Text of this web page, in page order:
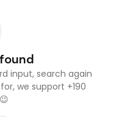
input, search again
we support +190